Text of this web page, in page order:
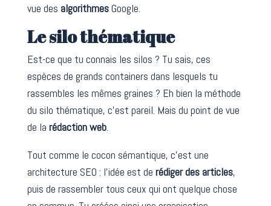
vue des algorithmesGoogle.
Le silo thématique
Est-ce que tu connais les silos ? Tu sais, ces
espèces de grands containers dans lesquels tu
rassembles les mêmes graines ? Eh bien la méthode
du silo thématique, c’est pareil. Mais du point de vue
de la rédaction web.
Tout comme le cocon sémantique, c’est une
architecture SEO : l’idée est de rédiger des articles,
puis de rassembler tous ceux qui ont quelque chose